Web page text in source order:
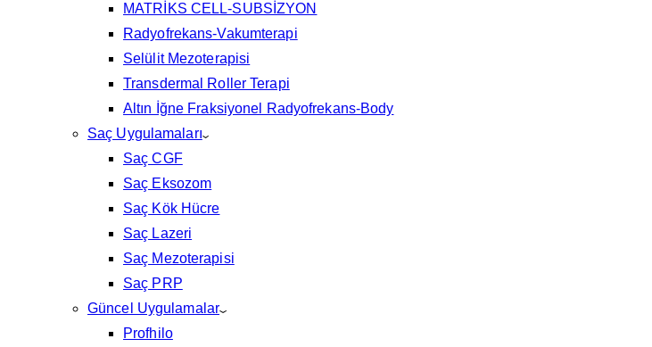
MATRİKS CELL-SUBSİZYON
Radyofrekans-Vakumterapi
Selülit Mezoterapisi
Transdermal Roller Terapi
Altın İğne Fraksiyonel Radyofrekans-Body
Saç Uygulamaları
Saç CGF
Saç Eksozom
Saç Kök Hücre
Saç Lazeri
Saç Mezoterapisi
Saç PRP
Güncel Uygulamalar
Profhilo